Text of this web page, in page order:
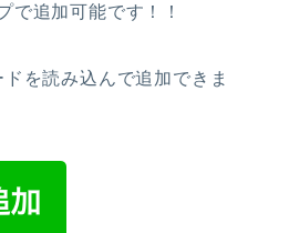
で追加可能です！！
を読み込んで追加できま